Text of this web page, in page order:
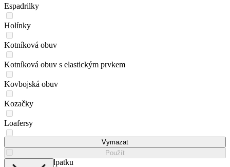
Espadrilky
Holínky
Kotníková obuv
Kotníková obuv s elastickým prvkem
Kovbojská obuv
Kozačky
Loafersy
Lodičky na podpatku
Vymazat
Použít